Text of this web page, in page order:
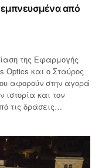
από
της Εφαρμογής
και ο Σταύρος
αφορούν στην αγορά
ιστορία και τον
τις δράσεις…